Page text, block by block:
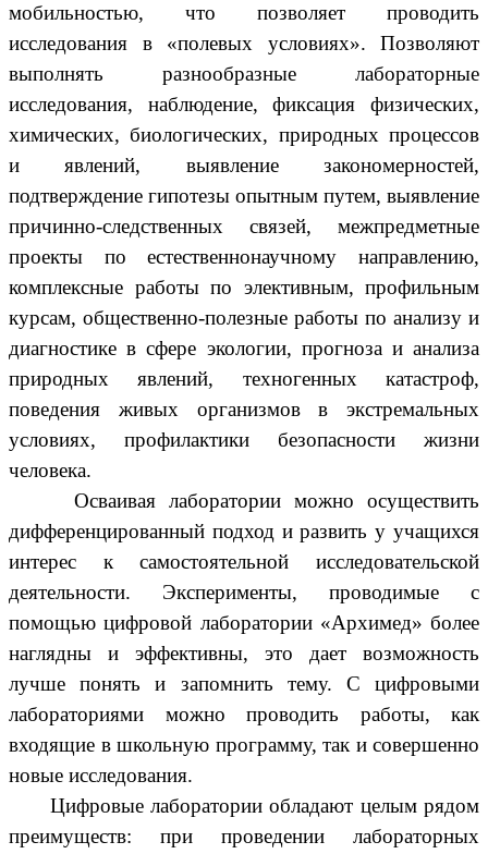
мобильностью, что позволяет проводить
исследования в «полевых условиях». Позволяют
выполнять разнообразные лабораторные
исследования, наблюдение, фиксация физических,
химических, биологических, природных процессов
и явлений, выявление закономерностей,
подтверждение гипотезы опытным путем, выявление
причинно-следственных связей, межпредметные
проекты по естественнонаучному направлению,
комплексные работы по элективным, профильным
курсам, общественно-полезные работы по анализу и
диагностике в сфере экологии, прогноза и анализа
природных явлений, техногенных катастроф,
поведения живых организмов в экстремальных
условиях, профилактики безопасности жизни
человека.
Осваивая лаборатории можно осуществить
дифференцированный подход и развить у учащихся
интерес к самостоятельной исследовательской
деятельности. Эксперименты, проводимые с
помощью цифровой лаборатории «Архимед» более
наглядны и эффективны, это дает возможность
лучше понять и запомнить тему. С цифровыми
лабораториями можно проводить работы, как
входящие в школьную программу, так и совершенно
новые исследования.
Цифровые лаборатории обладают целым рядом
преимуществ: при проведении лабораторных